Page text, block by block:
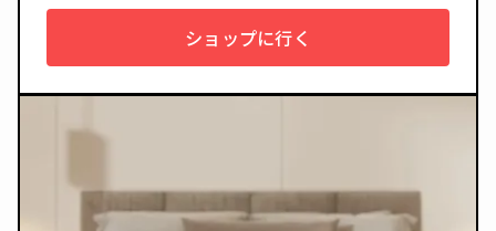
ショップに行く